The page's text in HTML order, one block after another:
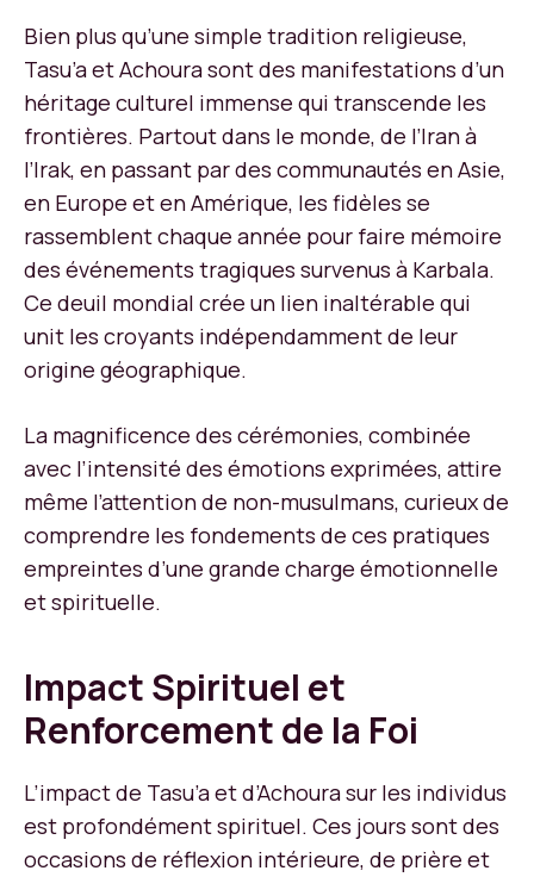
Bien plus qu’une simple tradition religieuse,
Tasu’a et Achoura sont des manifestations d’un
héritage culturel immense qui transcende les
frontières. Partout dans le monde, de l’Iran à
l’Irak, en passant par des communautés en Asie,
en Europe et en Amérique, les fidèles se
rassemblent chaque année pour faire mémoire
des événements tragiques survenus à Karbala.
Ce deuil mondial crée un lien inaltérable qui
unit les croyants indépendamment de leur
origine géographique.
La magnificence des cérémonies, combinée
avec l’intensité des émotions exprimées, attire
même l’attention de non-musulmans, curieux de
comprendre les fondements de ces pratiques
empreintes d’une grande charge émotionnelle
et spirituelle.
Impact Spirituel et
Renforcement de la Foi
L’impact de Tasu’a et d’Achoura sur les individus
est profondément spirituel. Ces jours sont des
occasions de réflexion intérieure, de prière et